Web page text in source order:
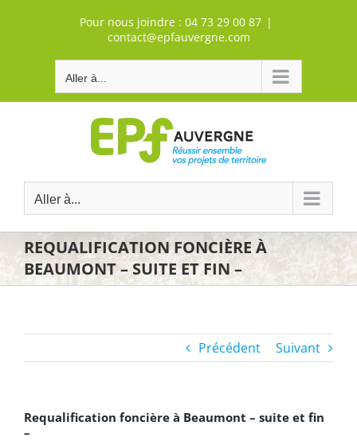
Pour nous joindre : 04 73 29 00 87 |
contact@epfauvergne.com
Aller à...
Aller à...
REQUALIFICATION FONCIÈRE À
BEAUMONT – SUITE ET FIN –
Précédent Suivant
Requalification foncière à Beaumont – suite et fin
–